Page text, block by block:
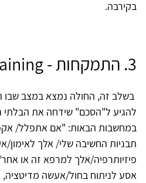
בקירבה.
3. התמקחות - bargaining
בשלב זה, החולה נמצא במצב שבו
להגיע ל"הסכם" שידחה את
במחשבות הבאות: "אם אתפלל/
תבניות החשיבה שלי/ אלך לאימון/
פיזיותרפיה/אלך למרפא זה או
אסע לניתוח בחול/אעשה מדיטציה,